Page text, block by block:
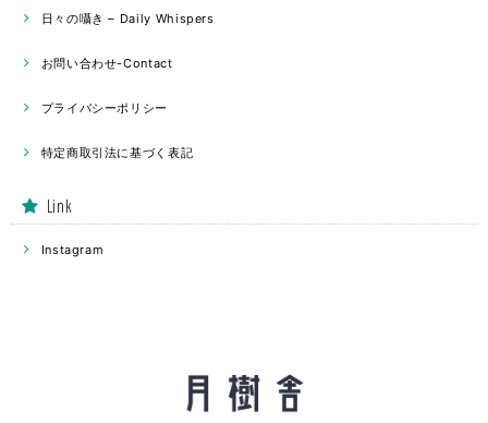
日々の囁き – Daily Whispers
お問い合わせ-Contact
プライバシーポリシー
特定商取引法に基づく表記
Link
Instagram